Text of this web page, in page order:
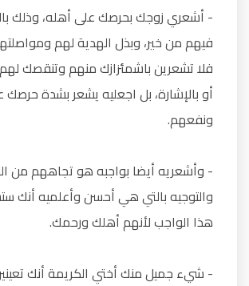
- أشعري زوجك بحرصك على أهله، وذلك
فيهم من خير، وبذل الهدية لهم
فلا تشعرين باشمئزازك منهم وتنقصك لهم
أو بالإشارة، بل اجعليه يشعر بشدة
ونفعهم.
- وأشعريه أيضا بواجبه هو تجاههم من
والتوجيه بالتي هي أحسن وأعلميه أنك
هذا الواجب لأنهم أهلك ورحمك.
- شيء جميل منك أختي الكريمة أنك